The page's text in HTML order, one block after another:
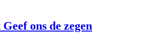
ons de zegen